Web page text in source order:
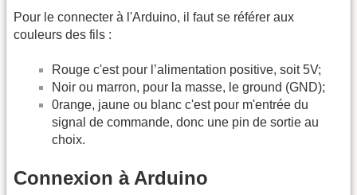
Pour le connecter à l'Arduino, il faut se référer aux
couleurs des fils :
Rouge c'est pour l’alimentation positive, soit 5V;
Noir ou marron, pour la masse, le ground (GND);
0range, jaune ou blanc c'est pour m'entrée du
signal de commande, donc une pin de sortie au
choix.
Connexion à Arduino